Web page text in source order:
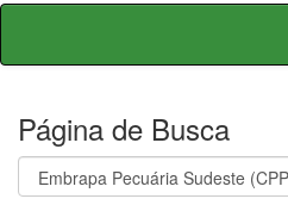
Skip
Página de Busca